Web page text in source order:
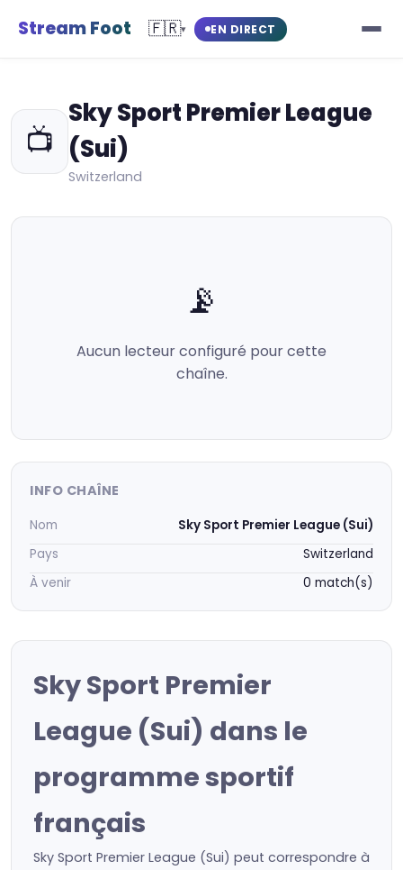
Stream Foot 🇫🇷▾ EN DIRECT
📺
Sky Sport Premier League
(Sui)
Switzerland
📡
Aucun lecteur configuré pour cette
chaîne.
INFO CHAÎNE
Nom
Sky Sport Premier League (Sui)
Pays
Switzerland
À venir
0 match(s)
Sky Sport Premier
League (Sui) dans le
programme sportif
français
Sky Sport Premier League (Sui) peut correspondre à